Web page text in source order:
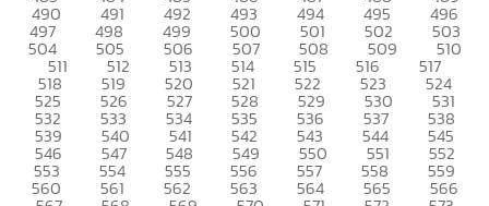
490 491 492 493 494 495 496
497 498 499 500 501 502 503
504 505 506 507 508 509 510
511 512 513 514 515 516 517
518 519 520 521 522 523 524
525 526 527 528 529 530 531
532 533 534 535 536 537 538
539 540 541 542 543 544 545
546 547 548 549 550 551 552
553 554 555 556 557 558 559
560 561 562 563 564 565 566